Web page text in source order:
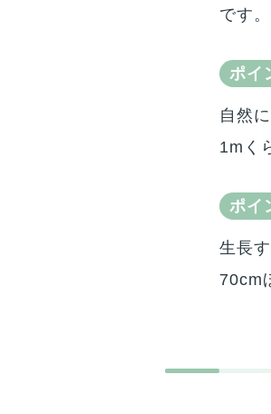
です。
ポイ
自然
1mく
ポイ
生長
70cm